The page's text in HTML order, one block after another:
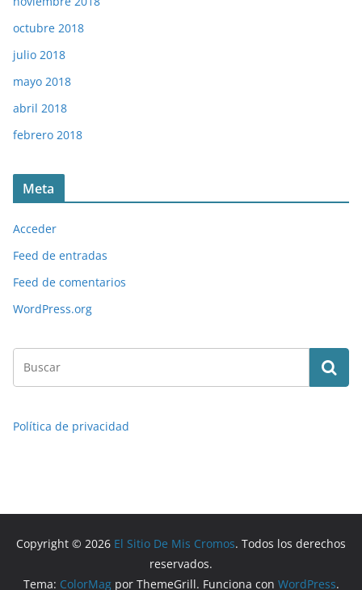
octubre 2018
julio 2018
mayo 2018
abril 2018
febrero 2018
Meta
Acceder
Feed de entradas
Feed de comentarios
WordPress.org
Política de privacidad
Copyright © 2026 El Sitio De Mis Cromos. Todos los derechos
reservados.
Tema: ColorMagpor ThemeGrill. Funciona con WordPress.